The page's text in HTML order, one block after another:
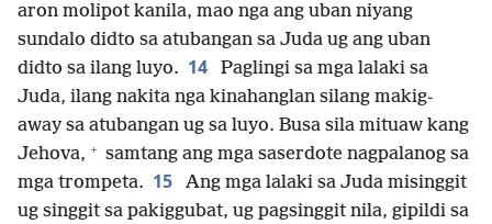
aron molipot kanila, mao nga ang uban niyang
sundalo didto sa atubangan sa Juda ug ang uban
didto sa ilang luyo. 14
Paglingi sa mga lalaki sa
Juda, ilang nakita nga kinahanglan silang makig-
away sa atubangan ug sa luyo. Busa sila mituaw kang
Jehova, + samtang ang mga saserdote nagpalanog sa
mga trompeta. 15
Ang mga lalaki sa Juda misinggit
ug singgit sa pakiggubat, ug pagsinggit nila, gipildi sa